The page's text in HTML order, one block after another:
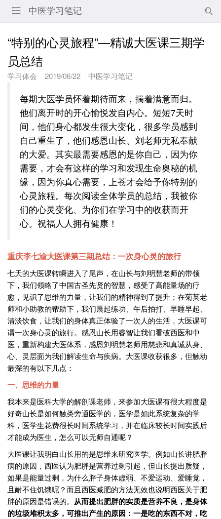
 中医学习笔记 
“特别的心灵旅程”—精诚大医课三期学
员总结
学习体会 2019/06/22 中医学习笔记
每期大医学员怀着期待而来，揣着满意而归。
他们离开时的开心愉悦发自内心。短短7天时
间，他们身心都发生很大变化，很多学员感到
自己重生了，他们感恩山长、刘老师无私奉献
的大爱。其实最需要感恩的是你自己，因为你
需要，才会有这样的学习和发现生命奥秘的机
缘，因为你真心需要，上苍才会给予你特别的
心灵旅程。每次阅读全体学员的总结，我被你
们的心灵变化、为你们在学习中的收获而开
心。祝福人人拥有健康！
重庆李七渝大医课第三期总结：一次身心灵的旅行
七天的大医课转瞬进入了尾声，在山长与刘明慧老师的带领
下，我们领略了中国古圣先贤的智慧，感受了高能量场的疗
愈，见识了思维的力量，让我们的精神得到了提升；在菊英老
师和小助教的帮助下，我们晨起练功、午后拍打、早睡早起、
清淡饮食，让我们的身体真正体验了一次人的生活，大医课可
谓一次身心灵的旅行。感恩山长用睿智让我们看破西医和中
医，重新构建大医体系，感恩刘明慧老师用慈悲和真诚从身、
心、灵层面为我们解读生命与疾病。大医课收获很多，但触动
最深的有以下几点：
一、思维的力量
我本来是医科大学的解剖课老师，来参加大医课有很大程度是
好奇山长是如何触类旁通医学的，医学是如此系统复杂的学
科，医学生花费很长时间系统学习，并在临床较长时间实践后
才能成为医生，怎么可以无师自通呢？
大医课让我明白山长用的是思维来研究医学。例如山长讲肥胖
病的原因，西医认为肥胖是营养过剩引起，但山长提出质疑，
如果是能量过剩，为什么胖子身体虚弱、不爱运动、爱睡觉，
且耐不住饥饿呢？而且西医减肥的方法无效也说明西医关于肥
胖的原因是错误的。 从而提出肥胖的实质是营养不良，是身体
的垃圾堆积太多，可推出产生的原因：一是吃的东西不对，吃